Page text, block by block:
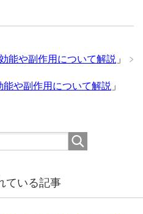
能や副作用について解説 」
や副作用について解説 」
ている記事